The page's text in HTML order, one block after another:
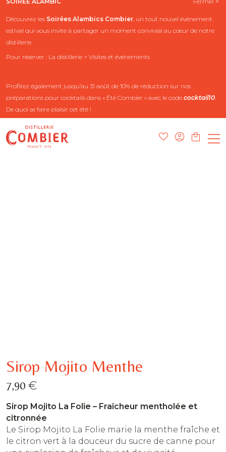
Découvrez les Soirées Alambics Combier, un tout nouvel événement
estival qui vous invite à partager un moment convivial au cœur de notre
distillerie.
Pour réserver : La distillerie > Visites et événements
Profitez également jusqu’au 31 août de 10% de réduction sur nos
préparations pour cocktails dans « Été Combier » avec le code cocktail10.
De quoi se faire plaisir cet été !
Sirop Mojito Menthe
7,90 €
Sirop Mojito La Folie – Fraîcheur mentholée et
citronnée
Le Sirop Mojito La Folie marie la menthe fraîche et
le citron vert à la douceur du sucre de canne pour